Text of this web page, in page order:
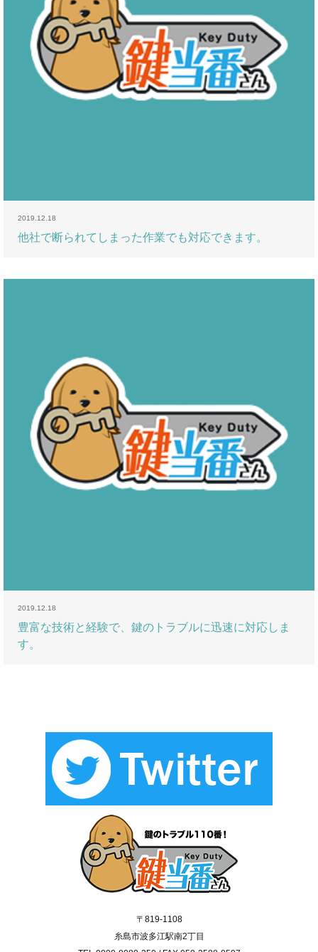
2019.12.18
他社で断られてしまった作業でも対応できます。
2019.12.18
豊富な技術と経験で、鍵のトラブルに迅速に対応しま
す。
〒819-1108
糸島市波多江駅南2丁目